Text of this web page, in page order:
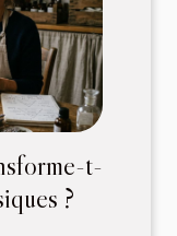
t-
?